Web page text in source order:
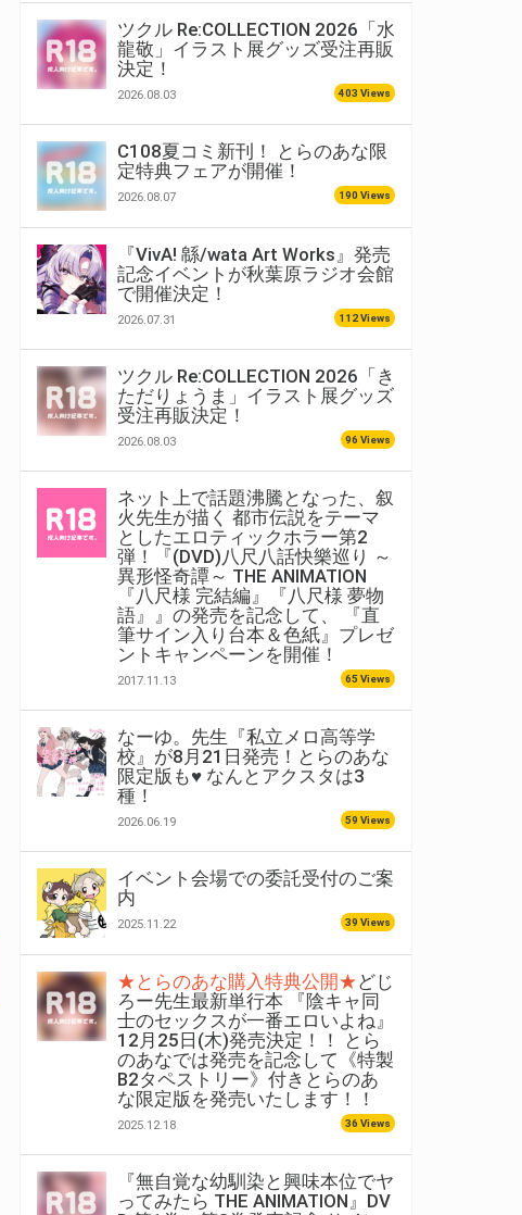
ツクル Re:COLLECTION 2026「水
龍敬」イラスト展グッズ受注再販
決定！
2026.08.03 403 Views
C108夏コミ新刊！ とらのあな限
定特典フェアが開催！
2026.08.07 190 Views
『VivA! 緜/wata Art Works』発売
記念イベントが秋葉原ラジオ会館
で開催決定！
2026.07.31 112 Views
ツクル Re:COLLECTION 2026「き
ただりょうま」イラスト展グッズ
受注再販決定！
2026.08.03 96 Views
ネット上で話題沸騰となった、叙
火先生が描く 都市伝説をテーマ
としたエロティックホラー第2
弾！『(DVD)八尺八話快樂巡り ～
異形怪奇譚～ THE ANIMATION
『八尺様 完結編』『八尺様 夢物
語』』の発売を記念して、 『直
筆サイン入り台本＆色紙』プレゼ
ントキャンペーンを開催！
2017.11.13 65 Views
なーゆ。先生『私立メロ高等学
校』が8月21日発売！とらのあな
限定版も♥ なんとアクスタは3
種！
2026.06.19 59 Views
イベント会場での委託受付のご案
内
2025.11.22 39 Views
★とらのあな購入特典公開★どじ
ろー先生最新単行本 『陰キャ同
士のセックスが一番エロいよね』
12月25日(木)発売決定！！ とら
のあなでは発売を記念して《特製
B2タペストリー》付きとらのあ
な限定版を発売いたします！！
2025.12.18 36 Views
『無自覚な幼馴染と興味本位でヤ
ってみたら THE ANIMATION』DV